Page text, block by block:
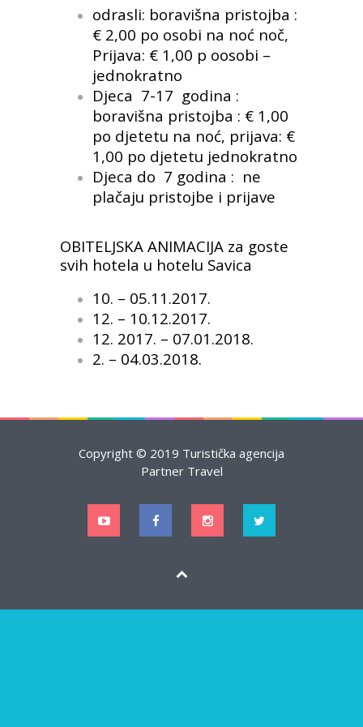
odrasli: boravišna pristojba :
€ 2,00 po osobi na noć noč,
Prijava: € 1,00 p oosobi –
jednokratno
Djeca 7-17 godina :
boravišna pristojba : € 1,00
po djetetu na noć, prijava: €
1,00 po djetetu jednokratno
Djeca do 7 godina : ne
plačaju pristojbe i prijave
OBITELJSKA ANIMACIJA za goste
svih hotela u hotelu Savica
10. – 05.11.2017.
12. – 10.12.2017.
12. 2017. – 07.01.2018.
2. – 04.03.2018.
Copyright © 2019 Turistička agencija
Partner Travel